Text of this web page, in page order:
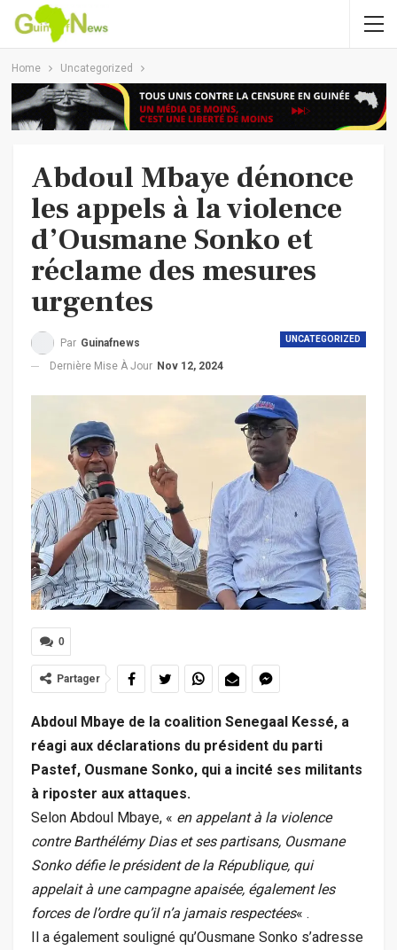
Home Uncategorized
Abdoul Mbaye dénonce
les appels à la violence
d’Ousmane Sonko et
réclame des mesures
urgentes
UNCATEGORIZED
Par Guinafnews
Dernière Mise À Jour Nov 12, 2024
0
Partager
Abdoul Mbaye de la coalition Senegaal Kessé, a
réagi aux déclarations du président du parti
Pastef, Ousmane Sonko, qui a incité ses militants
à riposter aux attaques.
Selon Abdoul Mbaye, « en appelant à la violence
contre Barthélémy Dias et ses partisans, Ousmane
Sonko défie le président de la République, qui
appelait à une campagne apaisée, également les
forces de l’ordre qu’il n’a jamais respectées« .
Il a également souligné qu’Ousmane Sonko s’adresse